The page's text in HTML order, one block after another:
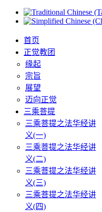
首页
正觉教团
缘起
宗旨
展望
迈向正觉
三乘菩提
三乘菩提之法华经讲
义(一)
三乘菩提之法华经讲
义(二)
三乘菩提之法华经讲
义(三)
三乘菩提之法华经讲
义(四)